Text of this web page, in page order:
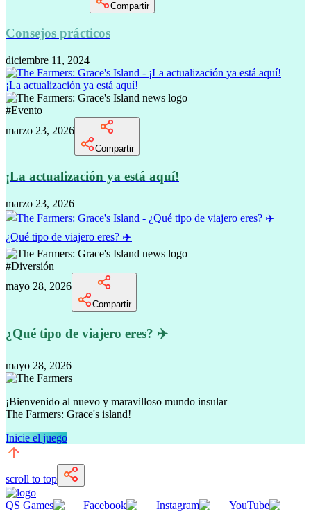
Compartir
Consejos prácticos
diciembre 11, 2024
¡La actualización ya está aquí!
#Evento
marzo 23, 2026
Compartir
¡La actualización ya está aquí!
marzo 23, 2026
¿Qué tipo de viajero eres? ✈️
#Diversión
mayo 28, 2026
Compartir
¿Qué tipo de viajero eres? ✈️
mayo 28, 2026
¡Bienvenido al nuevo y maravilloso mundo insular
The Farmers: Grace's island!
Inicie el juego
scroll to top
QS Games Facebook Instagram
YouTube